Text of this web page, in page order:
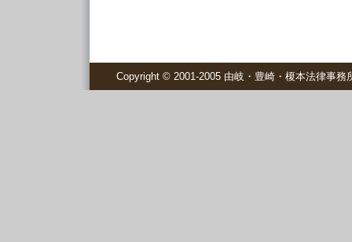
Copyright © 2001-2005 由岐・豊崎・榎本法律事